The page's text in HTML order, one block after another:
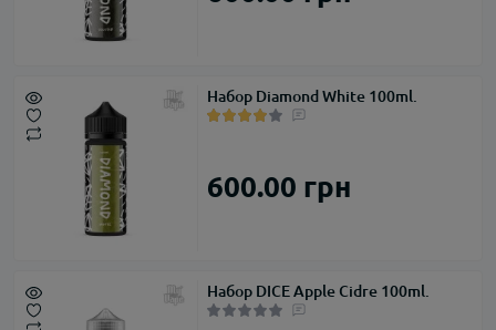
Набор Diamond White 100ml.
600.00 грн
Набор DICE Apple Cidre 100ml.